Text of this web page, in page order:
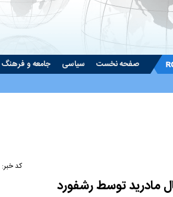
صفحه نخست سیاسی جامعه و فرهنگ
کد خبر:
مادرید توسط رشفورد